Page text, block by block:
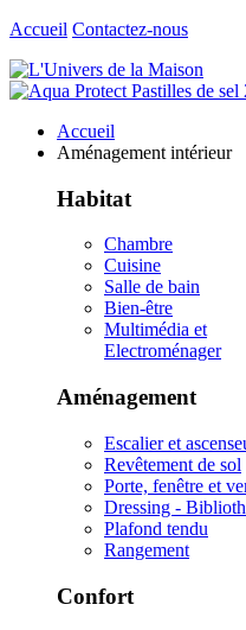
Accueil Contactez-nous
Accueil
Aménagement intérieur
Habitat
Chambre
Cuisine
Salle de bain
Bien-être
Multimédia et
Electroménager
Aménagement
Escalier et
Revêtement de sol
Porte, fenêtre et
Dressing -
Plafond tendu
Rangement
Confort